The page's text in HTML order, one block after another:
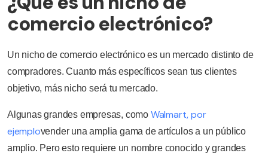
comercio electrónico?
Un nicho de comercio electrónico es un mercado distinto de
compradores. Cuanto más específicos sean tus clientes
objetivo, más nicho será tu mercado.
Algunas grandes empresas, como Walmart, por
ejemplovender una amplia gama de artículos a un público
amplio. Pero esto requiere un nombre conocido y grandes